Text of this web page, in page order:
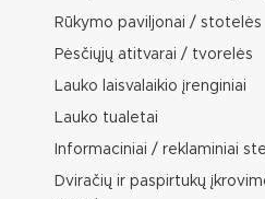
Rūkymo paviljonai / stotelės
Pėsčiųjų atitvarai / tvorelės
Lauko laisvalaikio įrenginiai
Lauko tualetai
Informaciniai / reklaminiai
Dviračių ir paspirtukų